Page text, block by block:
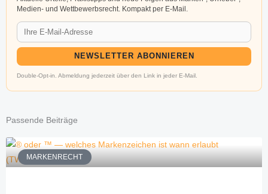
Medien- und Wettbewerbsrecht. Kompakt per E-Mail.
NEWSLETTER ABONNIEREN
Double-Opt-in. Abmeldung jederzeit über den Link in jeder E-Mail.
Passende Beiträge
MARKENRECHT